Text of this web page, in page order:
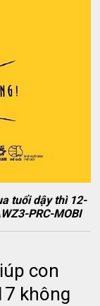
tuổi dậy thì 12-
PRC-MOBI
con
không